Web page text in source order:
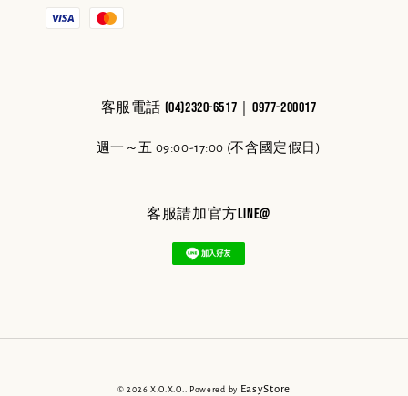
客服電話 (04)2320-6517｜0977-200017
週一～五 09:00-17:00 (不含國定假日)
客服請加官方line@
© 2026 X.O.X.O.. Powered by EasyStore